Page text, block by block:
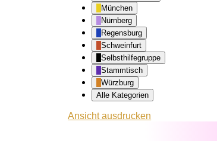
München
Nürnberg
Regensburg
Schweinfurt
Selbsthilfegruppe
Stammtisch
Würzburg
Alle Kategorien
Ansichtausdrucken